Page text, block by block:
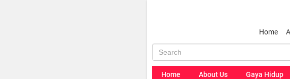
Home
Home About Us Gaya Hidup